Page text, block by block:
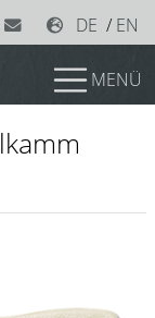
DE / EN
MENÜ